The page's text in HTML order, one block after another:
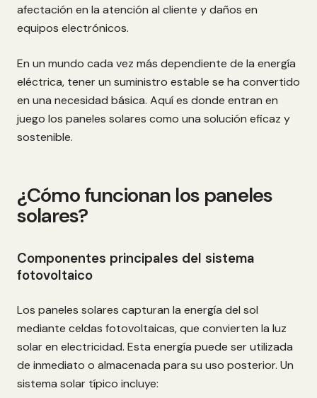
afectación en la atención al cliente y daños en
equipos electrónicos.
En un mundo cada vez más dependiente de la energía
eléctrica, tener un suministro estable se ha convertido
en una necesidad básica. Aquí es donde entran en
juego los paneles solares como una solución eficaz y
sostenible.
¿Cómo funcionan los paneles
solares?
Componentes principales del sistema
fotovoltaico
Los paneles solares capturan la energía del sol
mediante celdas fotovoltaicas, que convierten la luz
solar en electricidad. Esta energía puede ser utilizada
de inmediato o almacenada para su uso posterior. Un
sistema solar típico incluye: